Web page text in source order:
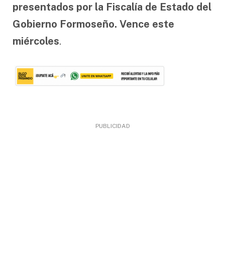
presentados por la Fiscalía de Estado del
Gobierno Formoseño. Vence este
miércoles.
PUBLICIDAD